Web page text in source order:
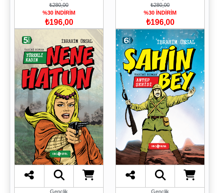
₺280,00
%30 İNDİRİM
₺196,00
₺280,00
%30 İNDİRİM
₺196,00
Gençlik
Gençlik